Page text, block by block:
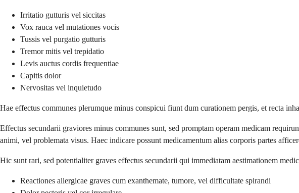
Irritatio gutturis vel siccitas
Vox rauca vel mutationes vocis
Tussis vel purgatio gutturis
Tremor mitis vel trepidatio
Levis auctus cordis frequentiae
Capitis dolor
Nervositas vel inquietudo
Hae effectus communes plerumque minus conspicui fiunt dum curationem pergis, et recta
Effectus secundarii graviores minus communes sunt, sed promptam operam medicam
animi, vel problemata visus. Haec indicare possunt medicamentum alias corporis partes
Hic sunt rari, sed potentialiter graves effectus secundarii qui immediatam aestimationem
Reactiones allergicae graves cum exanthemate, tumore, vel difficultate spirandi